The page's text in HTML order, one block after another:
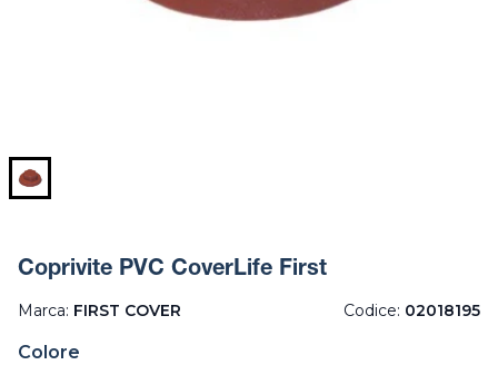
Coprivite PVC CoverLife First
Marca: FIRST COVER Codice: 02018195
Colore